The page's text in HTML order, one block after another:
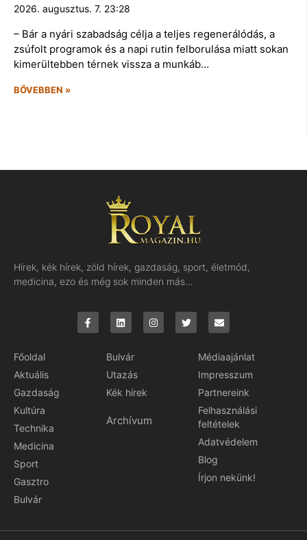
2026. augusztus. 7. 23:28
– Bár a nyári szabadság célja a teljes regenerálódás, a
zsúfolt programok és a napi rutin felborulása miatt sokan
kimerültebben térnek vissza a munkáb…
BŐVEBBEN »
Hírek, kék hírek, zöld hírek, gazdaság, sport, életmód,
medicina, ezo és még sok minden más…
Főoldal
Aktuális
Gazdaság
Kultúra
Technika
Medicina
Sport
Gasztro
Bulvár
Bulvár
Utazás
Kék hírek
Archívum
Médiaajánlat
Impresszum
Partnereink
Felhasználási
feltételek
Adatvédelem
Blog
Írjon nekünk!